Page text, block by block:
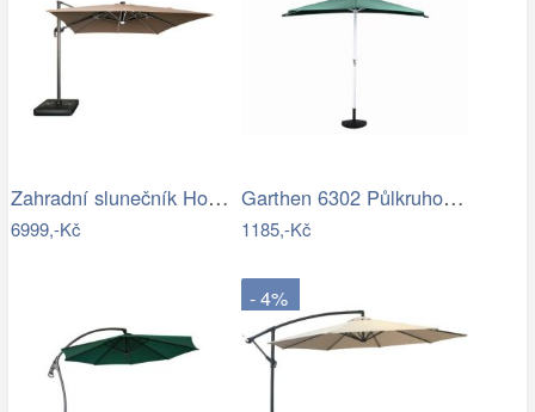
Zahradní slunečník Houseland Vexon s…
6999,-Kč
Garthen 6302 Půlkruhový zahradní…
1185,-Kč
- 4%